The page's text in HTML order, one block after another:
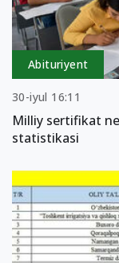
Abituriyent
30-iyul 16:11
Milliy sertifikat
statistikasi